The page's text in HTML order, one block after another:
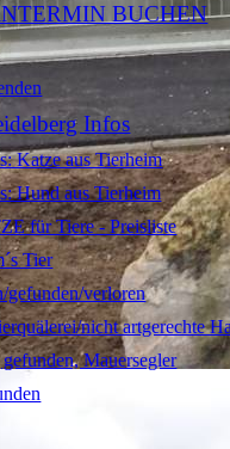
BUCHEN
Infos
Katze aus Tierheim
Hund aus Tierheim
für Tiere - Preisliste
Tier
gefunden/verloren
nicht artgerechte
Mauersegler